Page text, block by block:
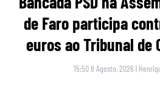
de Faro participa
euros ao Tribunal de
15:50 8 Agosto, 2026 |